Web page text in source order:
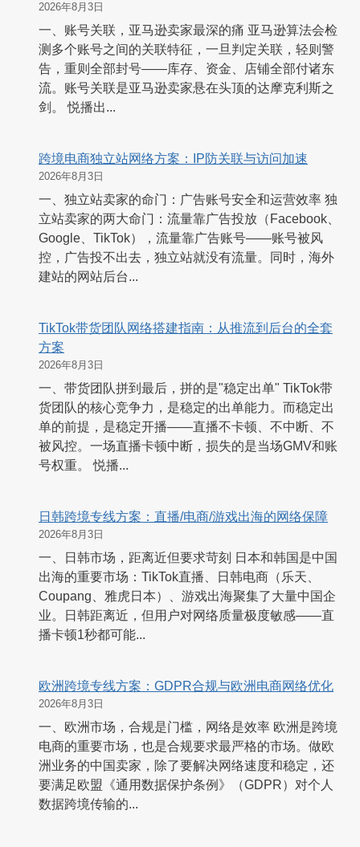
2026年8月3日
一、账号关联，亚马逊卖家最深的痛 亚马逊算法会检
测多个账号之间的关联特征，一旦判定关联，轻则警
告，重则全部封号——库存、资金、店铺全部付诸东
流。账号关联是亚马逊卖家悬在头顶的达摩克利斯之
剑。 悦播出...
跨境电商独立站网络方案：IP防关联与访问加速
2026年8月3日
一、独立站卖家的命门：广告账号安全和运营效率 独
立站卖家的两大命门：流量靠广告投放（Facebook、
Google、TikTok），流量靠广告账号——账号被风
控，广告投不出去，独立站就没有流量。同时，海外
建站的网站后台...
TikTok带货团队网络搭建指南：从推流到后台的全套
方案
2026年8月3日
一、带货团队拼到最后，拼的是"稳定出单" TikTok带
货团队的核心竞争力，是稳定的出单能力。而稳定出
单的前提，是稳定开播——直播不卡顿、不中断、不
被风控。一场直播卡顿中断，损失的是当场GMV和账
号权重。 悦播...
日韩跨境专线方案：直播/电商/游戏出海的网络保障
2026年8月3日
一、日韩市场，距离近但要求苛刻 日本和韩国是中国
出海的重要市场：TikTok直播、日韩电商（乐天、
Coupang、雅虎日本）、游戏出海聚集了大量中国企
业。日韩距离近，但用户对网络质量极度敏感——直
播卡顿1秒都可能...
欧洲跨境专线方案：GDPR合规与欧洲电商网络优化
2026年8月3日
一、欧洲市场，合规是门槛，网络是效率 欧洲是跨境
电商的重要市场，也是合规要求最严格的市场。做欧
洲业务的中国卖家，除了要解决网络速度和稳定，还
要满足欧盟《通用数据保护条例》（GDPR）对个人
数据跨境传输的...